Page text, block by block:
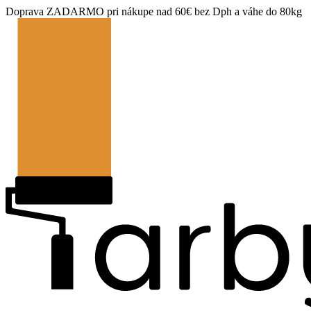
Doprava ZADARMO pri nákupe nad 60€ bez Dph a váhe do 80kg